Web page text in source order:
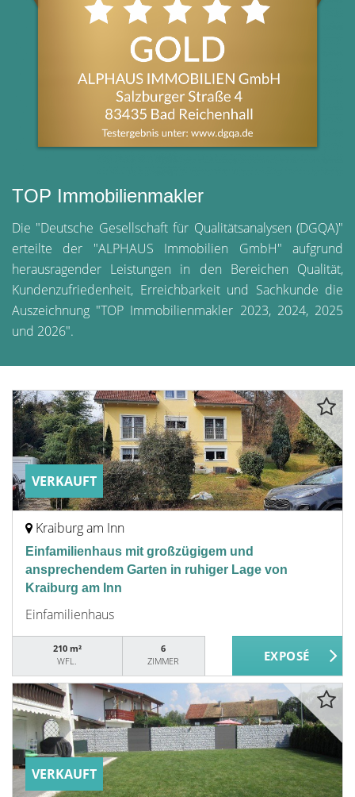
TOP Immobilienmakler
Die "Deutsche Gesellschaft für Qualitätsanalysen (DGQA)"
erteilte der "ALPHAUS Immobilien GmbH" aufgrund
herausragender Leistungen in den Bereichen Qualität,
Kundenzufriedenheit, Erreichbarkeit und Sachkunde die
Auszeichnung "TOP Immobilienmakler 2023, 2024, 2025
und 2026".
VERKAUFT
Kraiburg am Inn
Einfamilienhaus mit großzügigem und
ansprechendem Garten in ruhiger Lage von
Kraiburg am Inn
Einfamilienhaus
210 m²
WFL.
6
ZIMMER
VERKAUFT